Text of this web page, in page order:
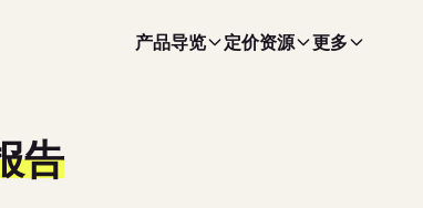
产品导览 定价资源 更多
告